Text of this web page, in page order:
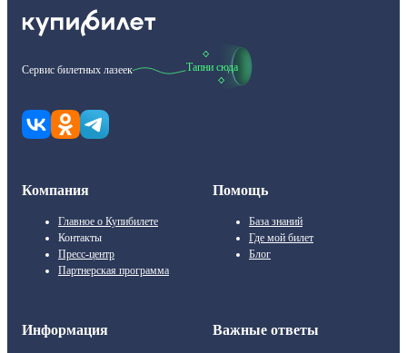
Сервис билетных лазеек Тапни сюда
Компания
Главное о Купибилете
Контакты
Пресс-центр
Партнерская программа
Помощь
База знаний
Где мой билет
Блог
Информация Важные ответы